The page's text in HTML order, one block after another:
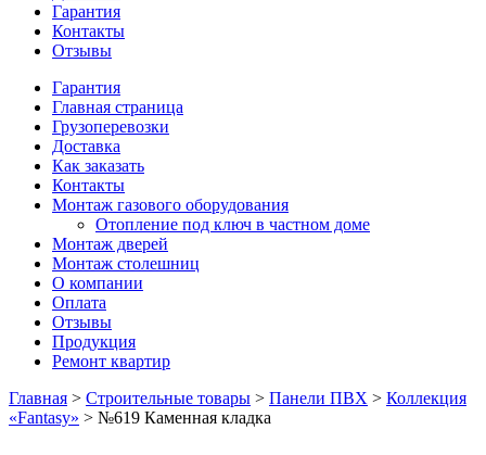
Гарантия
Контакты
Отзывы
Гарантия
Главная страница
Грузоперевозки
Доставка
Как заказать
Контакты
Монтаж газового оборудования
Отопление под ключ в частном доме
Монтаж дверей
Монтаж столешниц
О компании
Оплата
Отзывы
Продукция
Ремонт квартир
Главная > Строительные товары > Панели ПВХ > Коллекция
«Fantasy» > №619 Каменная кладка